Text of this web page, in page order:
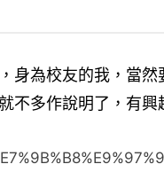
身為校友的我，當
不多作說明了，有興